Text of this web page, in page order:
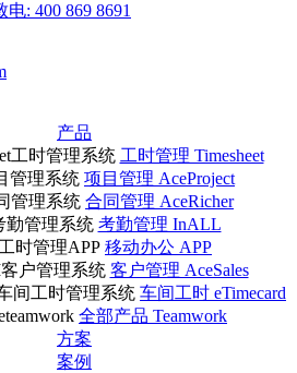
: 400 869 8691
产品
工时管理 Timesheet
项目管理 AceProject
合同管理 AceRicher
考勤管理 InALL
移动办公 APP
客户管理 AceSales
车间工时 eTimecard
全部产品 Teamwork
方案
案例